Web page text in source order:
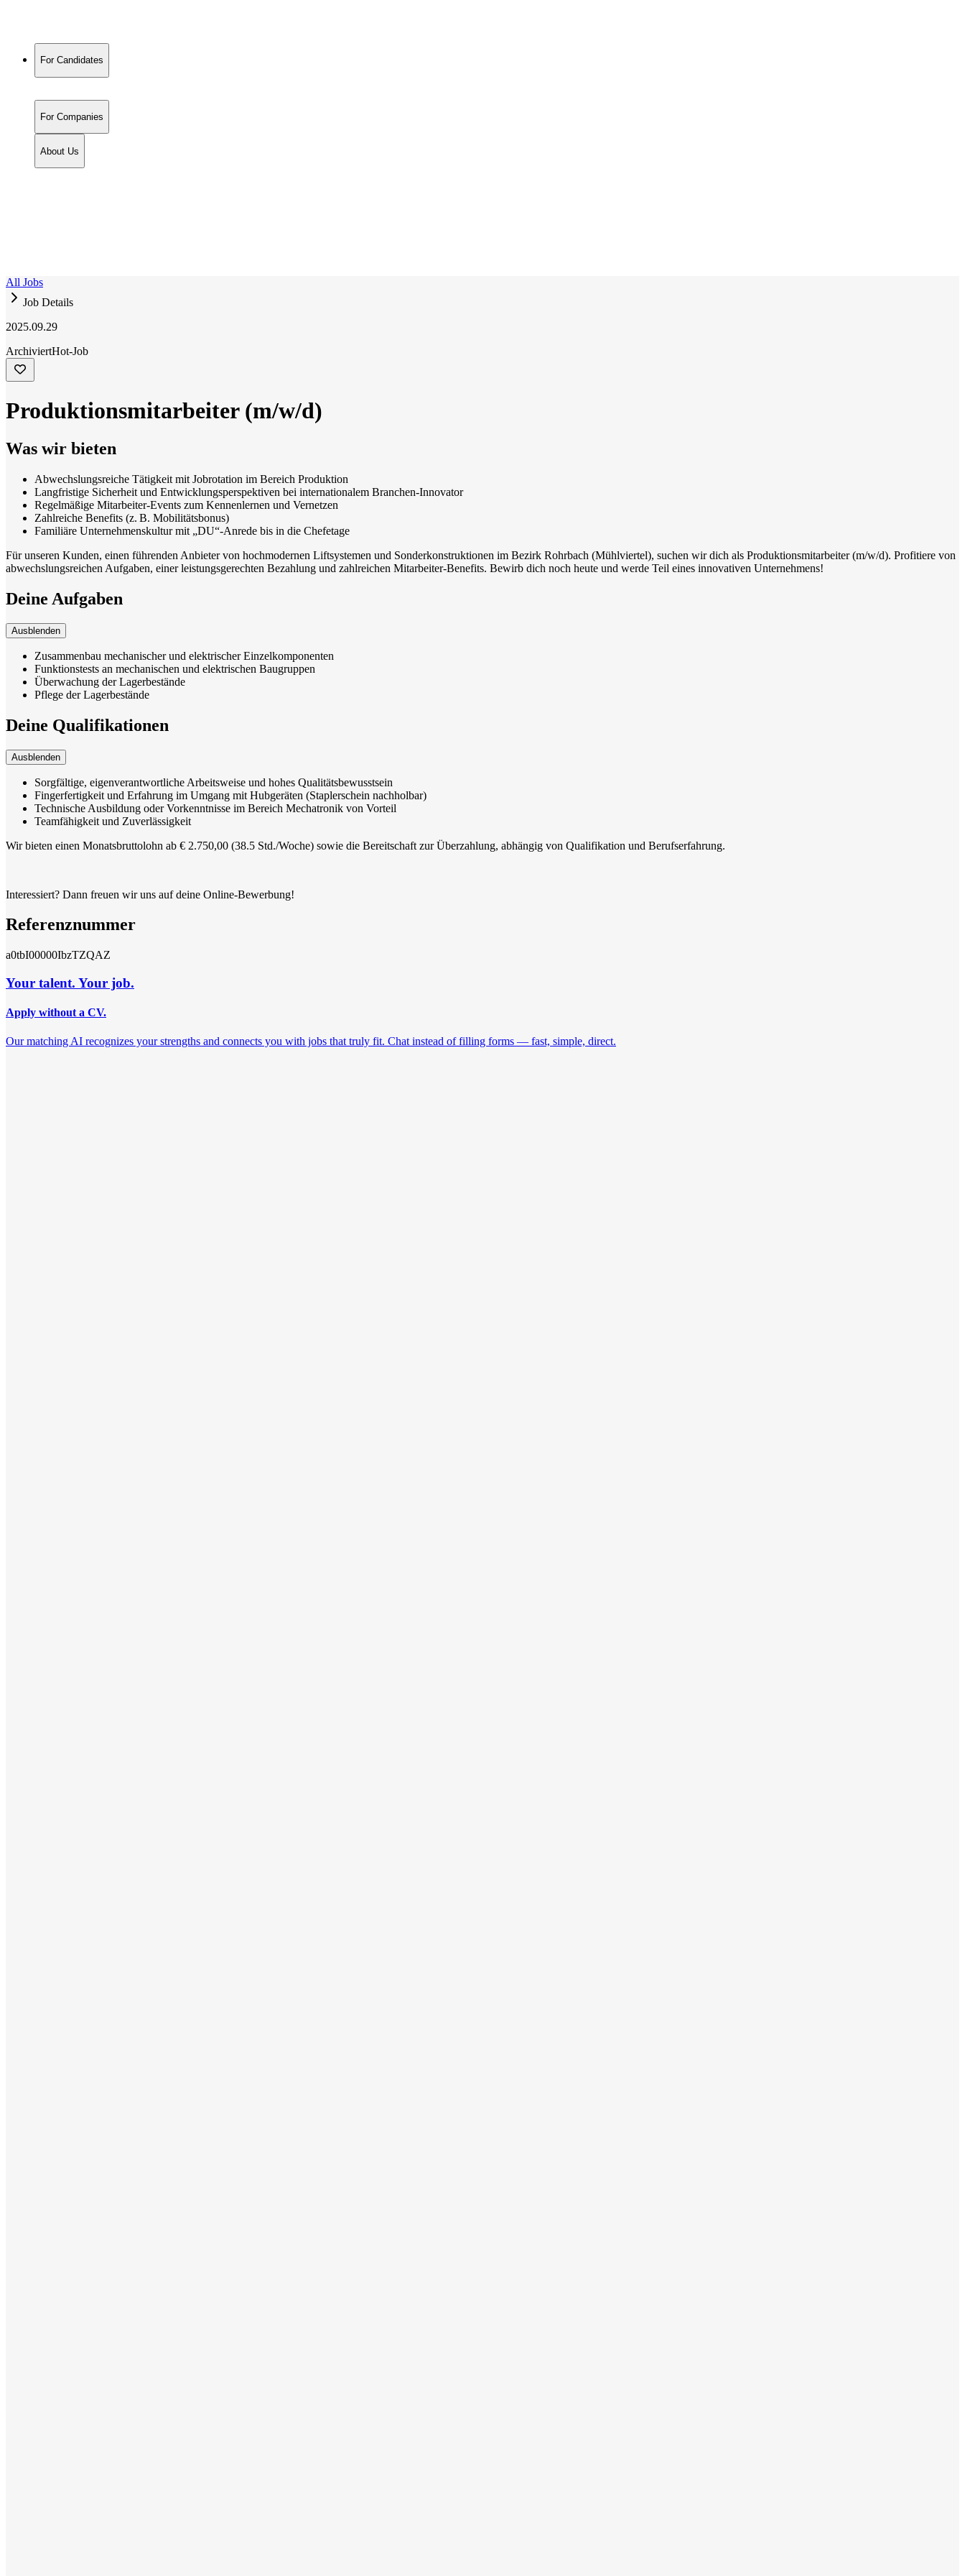
For Candidates
For Companies
About Us
All Jobs
Job Details
2025.09.29
ArchiviertHot-Job
Produktionsmitarbeiter (m/w/d)
Was wir bieten
Abwechslungsreiche Tätigkeit mit Jobrotation im Bereich Produktion
Langfristige Sicherheit und Entwicklungsperspektiven bei internationalem Branchen-Innovator
Regelmäßige Mitarbeiter-Events zum Kennenlernen und Vernetzen
Zahlreiche Benefits (z. B. Mobilitätsbonus)
Familiäre Unternehmenskultur mit „DU“-Anrede bis in die Chefetage
Für unseren Kunden, einen führenden Anbieter von hochmodernen Liftsystemen und Sonderkonstruktionen im Bezirk Rohrbach (Mühlviertel), suchen wir dich als Produktionsmitarbeiter (m/w/d). Profitiere von
abwechslungsreichen Aufgaben, einer leistungsgerechten Bezahlung und zahlreichen Mitarbeiter-Benefits. Bewirb dich noch heute und werde Teil eines innovativen Unternehmens!
Deine Aufgaben
Ausblenden
Zusammenbau mechanischer und elektrischer Einzelkomponenten
Funktionstests an mechanischen und elektrischen Baugruppen
Überwachung der Lagerbestände
Pflege der Lagerbestände
Deine Qualifikationen
Ausblenden
Sorgfältige, eigenverantwortliche Arbeitsweise und hohes Qualitätsbewusstsein
Fingerfertigkeit und Erfahrung im Umgang mit Hubgeräten (Staplerschein nachholbar)
Technische Ausbildung oder Vorkenntnisse im Bereich Mechatronik von Vorteil
Teamfähigkeit und Zuverlässigkeit
Wir bieten einen Monatsbruttolohn ab € 2.750,00 (38.5 Std./Woche) sowie die Bereitschaft zur Überzahlung, abhängig von Qualifikation und Berufserfahrung.
Interessiert? Dann freuen wir uns auf deine Online-Bewerbung!
Referenznummer
a0tbI00000IbzTZQAZ
Your talent. Your job.
Apply without a CV.
Our matching AI recognizes your strengths and connects you with jobs that truly fit. Chat instead of filling forms — fast, simple, direct.